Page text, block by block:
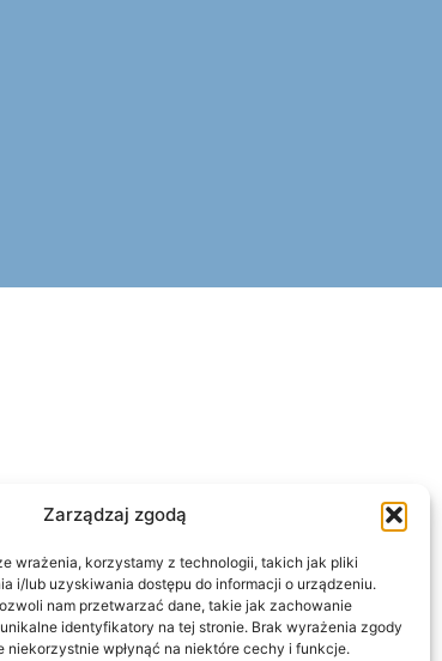
Zarządzaj zgodą
wrażenia, korzystamy z technologii, takich jak pliki
i/lub uzyskiwania dostępu do informacji o urządzeniu.
nam przetwarzać dane, takie jak zachowanie
identyfikatory na tej stronie. Brak wyrażenia zgody
niekorzystnie wpłynąć na niektóre cechy i funkcje.